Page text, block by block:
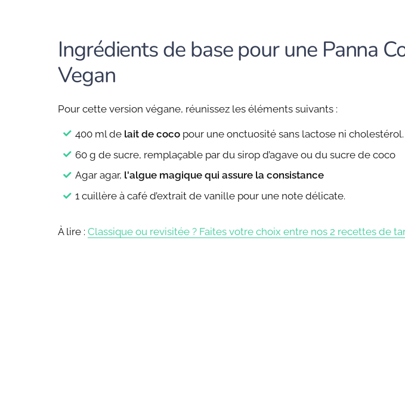
Ingrédients de base pour une Panna
Vegan
Pour cette version végane, réunissez les éléments suivants :
400 ml de lait de coco pour une onctuosité sans lactose ni cholestérol.
60 g de sucre, remplaçable par du sirop d’agave ou du sucre de coco
Agar agar, l'algue magique qui assure la consistance
1 cuillère à café d’extrait de vanille pour une note délicate.
À lire : Classique ou revisitée ? Faites votre choix entre nos 2 recettes de